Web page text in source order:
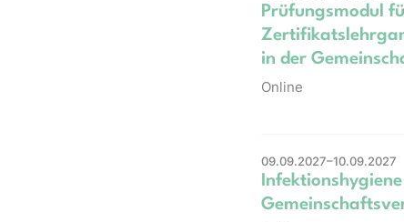
Prüfungsmodul
in der
Online
09.09.2027–10.09.2027